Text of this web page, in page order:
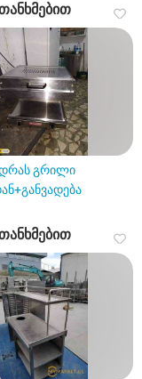
გრილი